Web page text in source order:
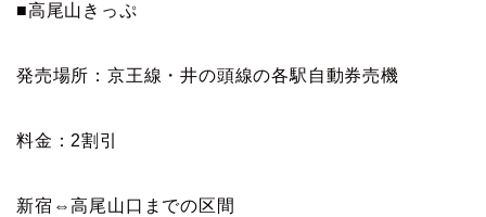
■高尾山きっぷ
発売場所：京王線・井の頭線の各駅自動券売機
料金：2割引
新宿⇔高尾山口までの区間